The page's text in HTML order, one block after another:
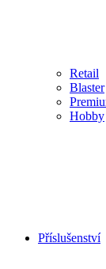
Retail
Blaster
Hobby
Příslušenství